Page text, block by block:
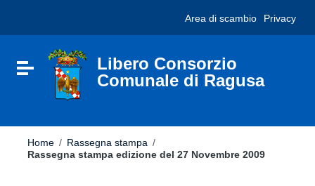
sito
include
Vai al footer
Area di scambio Privacy
Attiva / disattiva la navigazione
Libero Consorzio
Comunale di Ragusa
Home / Rassegna stampa /
Rassegna stampa edizione del 27 Novembre 2009